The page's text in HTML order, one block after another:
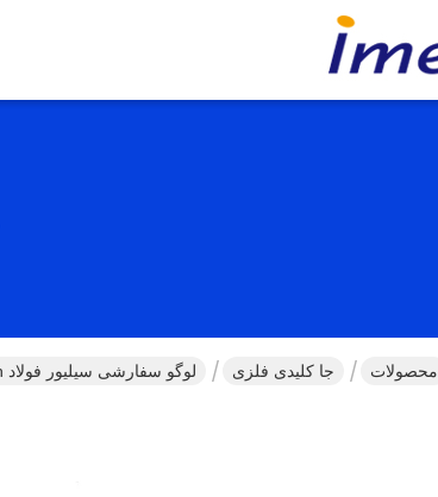
محصولات جا کلیدی فلزی لوگو سفارشی سیلیور فولاد Keychain سازمان دهنده لوگو لوگو سفارشی